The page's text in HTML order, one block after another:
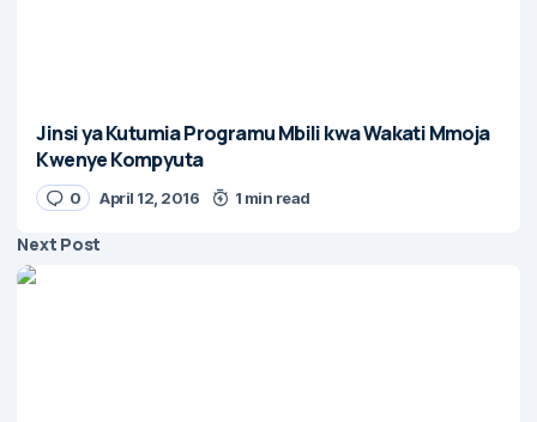
Jinsi ya Kutumia Programu Mbili kwa Wakati Mmoja
Kwenye Kompyuta
0 April 12, 2016 1 min read
Next Post